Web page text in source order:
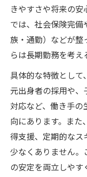
きやすさや将来の
では、社会保険完
族・通勤）などが整
らは長期勤務を考え
具体的な特徴とし
元出身者の採用や
対応など、働き手
向にあります。ま
得支援、定期的なス
少なくありません
の安定を両立しやす